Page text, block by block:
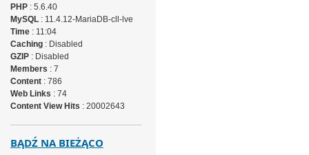
PHP: 5.6.40
MySQL: 11.4.12-MariaDB-cll-lve
Time: 11:04
Caching: Disabled
GZIP: Disabled
Members : 7
Content: 786
Web Links : 74
Content View Hits : 20002643
BĄDŹ NA BIEŻĄCO